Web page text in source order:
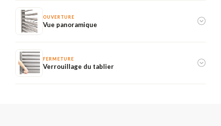
OUVERTURE
Vue panoramique
FERMETURE
Verrouillage du tablier